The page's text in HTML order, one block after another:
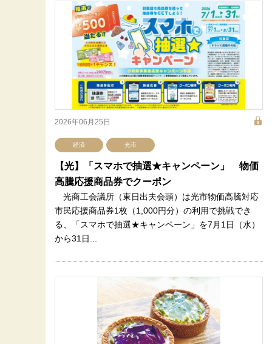
2026年06月25日
経済 光市
【光】「スマホで抽選★キャンペーン」 物価
高騰応援商品券でクーポン
光商工会議所（東日出夫会頭）は光市物価高騰対応
市民応援商品券1枚（1,000円分）の利用で挑戦でき
る、「スマホで抽選★キャンペーン」を7月1日（水）
から31日...